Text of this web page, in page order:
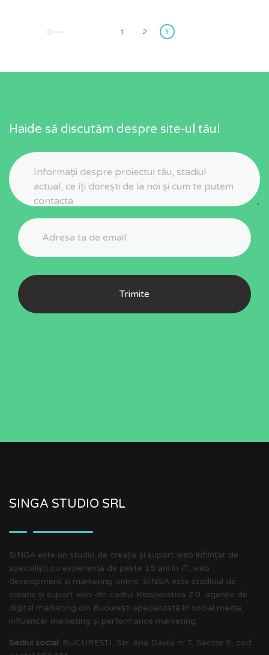
pagination
1 2 3
Haide să discutăm despre site-ul tău!
SINGA STUDIO SRL
SINGA este un studio de creație și suport web înființat de
specialiști cu experiență de peste 15 ani în IT, web
development și marketing online. SINGA este studioul de
creație și suport web din cadrul Kooperativa 2.0, agenție de
digital marketing din București specializată în social media,
influencer marketing și performance marketing.
Sediul social: BUCURESTI, Str. Ana Davila nr.7, Sector 5, cod